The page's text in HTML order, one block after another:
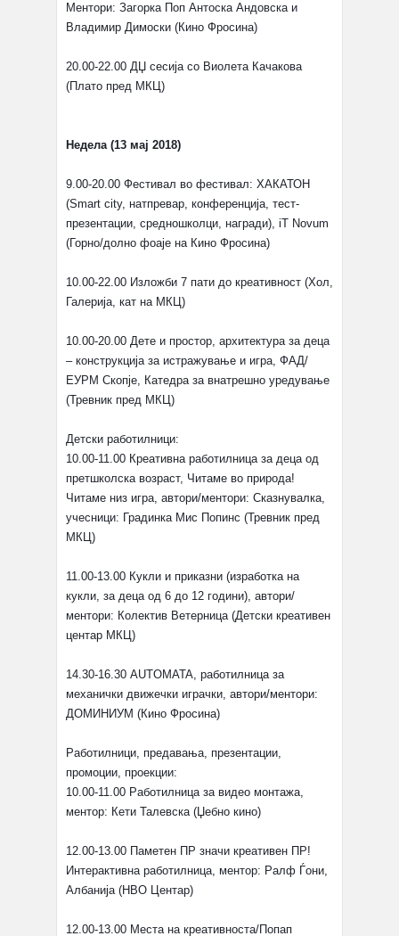
Ментори: Загорка Поп Антоска Андовска и
Владимир Димоски (Кино Фросина)
20.00-22.00 ДЏ сесија со Виолета Качакова
(Плато пред МКЦ)
Недела (13 мај 2018)
9.00-20.00 Фестивал во фестивал: ХАКАТОН
(Smart city, натпревар, конференција, тест-
презентации, средношколци, награди), iT Novum
(Горно/долно фоаје на Кино Фросина)
10.00-22.00 Изложби 7 пати до креативност (Хол,
Галерија, кат на МКЦ)
10.00-20.00 Дете и простор, архитектура за деца
– конструкција за истражување и игра, ФАД/
ЕУРМ Скопје, Катедра за внатрешно уредување
(Тревник пред МКЦ)
Детски работилници:
10.00-11.00 Креативна работилница за деца од
претшколска возраст, Читаме во природа!
Читаме низ игра, автори/ментори: Сказнувалка,
учесници: Градинка Мис Попинс (Тревник пред
МКЦ)
11.00-13.00 Кукли и приказни (изработка на
кукли, за деца од 6 до 12 години), автори/
ментори: Колектив Ветерница (Детски креативен
центар МКЦ)
14.30-16.30 AUTOMATA, работилница за
механички движечки играчки, автори/ментори:
ДОМИНИУМ (Кино Фросина)
Работилници, предавања, презентации,
промоции, проекции:
10.00-11.00 Работилница за видео монтажа,
ментор: Кети Талевска (Џебно кино)
12.00-13.00 Паметен ПР значи креативен ПР!
Интерактивна работилница, ментор: Ралф Ѓони,
Албанија (НВО Центар)
12.00-13.00 Места на креативноста/Попап